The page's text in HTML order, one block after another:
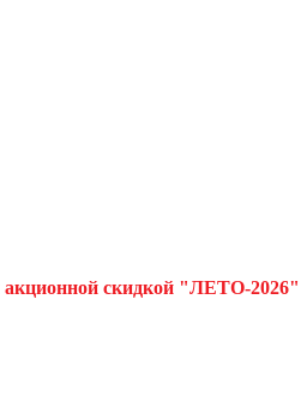
акционной скидкой "ЛЕТО-2026"